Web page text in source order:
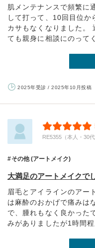
肌メンテナンスで頻繁に
して打って、10回目位
カサもなくなりました。
ても親身に相談にのって
2025年受診 / 2025年10月投稿
RE5355（本人・30
その他 (アートメイク)
大満足のアートメイクで
眉毛とアイラインのアー
は麻酔のおかげで痛みは
で、腫れもなく良かった
みがありましたが1時間